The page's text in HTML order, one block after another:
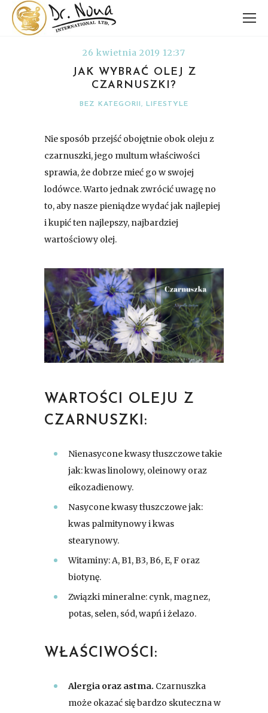
26 kwietnia 2019 12:37
JAK WYBRAĆ OLEJ Z
CZARNUSZKI?
BEZ KATEGORII , LIFESTYLE
Nie sposób przejść obojętnie obok oleju z
czarnuszki, jego multum właściwości
sprawia, że dobrze mieć go w swojej
lodówce. Warto jednak zwrócić uwagę no
to, aby nasze pieniądze wydać jak najlepiej
i kupić ten najlepszy, najbardziej
wartościowy olej.
WARTOŚCI OLEJU Z
CZARNUSZKI:
Nienasycone kwasy tłuszczowe takie
jak: kwas linolowy, oleinowy oraz
eikozadienowy.
Nasycone kwasy tłuszczowe jak:
kwas palmitynowy i kwas
stearynowy.
Witaminy: A, B1, B3, B6, E, F oraz
biotynę.
Związki mineralne: cynk, magnez,
potas, selen, sód, wapń i żelazo.
WŁAŚCIWOŚCI:
Alergia oraz astma. Czarnuszka
może okazać się bardzo skuteczna w